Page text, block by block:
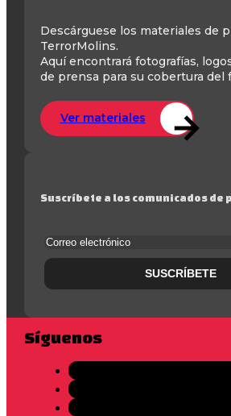
Descárguese los materiales de
TerrorMolins.
Aquí encontrará fotografías,
de prensa para su cobertura del
Ver materiales
Suscríbete a los comunicados de
Síguenos